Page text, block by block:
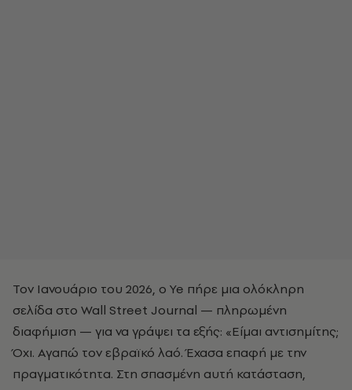
Τον Ιανουάριο του 2026, ο Ye πήρε μια ολόκληρη
σελίδα στο Wall Street Journal — πληρωμένη
διαφήμιση — για να γράψει τα εξής: «Είμαι αντισημίτης;
Όχι. Αγαπώ τον εβραϊκό λαό. Έχασα επαφή με την
πραγματικότητα. Στη σπασμένη αυτή κατάσταση,